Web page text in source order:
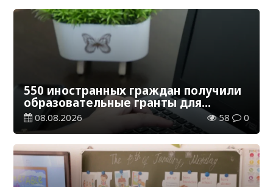
550 иностранных граждан получили
образовательные гранты для
обучения в Казахстане
08.08.2026 58 0